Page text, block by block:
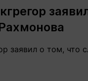
заявил о том, что